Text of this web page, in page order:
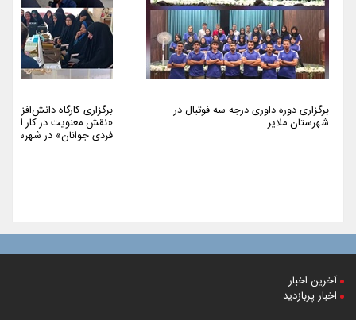
برگزاری دوره داوری درجه سه فوتبال در
شهرستان ملایر
برگزاری کارگاه
«نقش معنویت در کار
فردی جوانان» در شهرستان
آخرین اخبار
اخبار پربازدید